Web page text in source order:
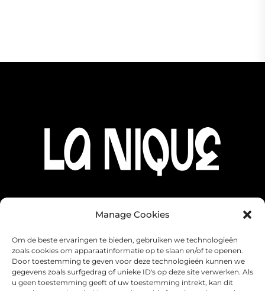
Manage Cookies
Om de beste ervaringen te bieden, gebruiken we technologieën
zoals cookies om apparaatinformatie op te slaan en/of te openen.
Door toestemming te geven voor deze technologieën kunnen we
gegevens zoals surfgedrag of unieke ID's op deze site verwerken. Als
u geen toestemming geeft of uw toestemming intrekt, kan dit